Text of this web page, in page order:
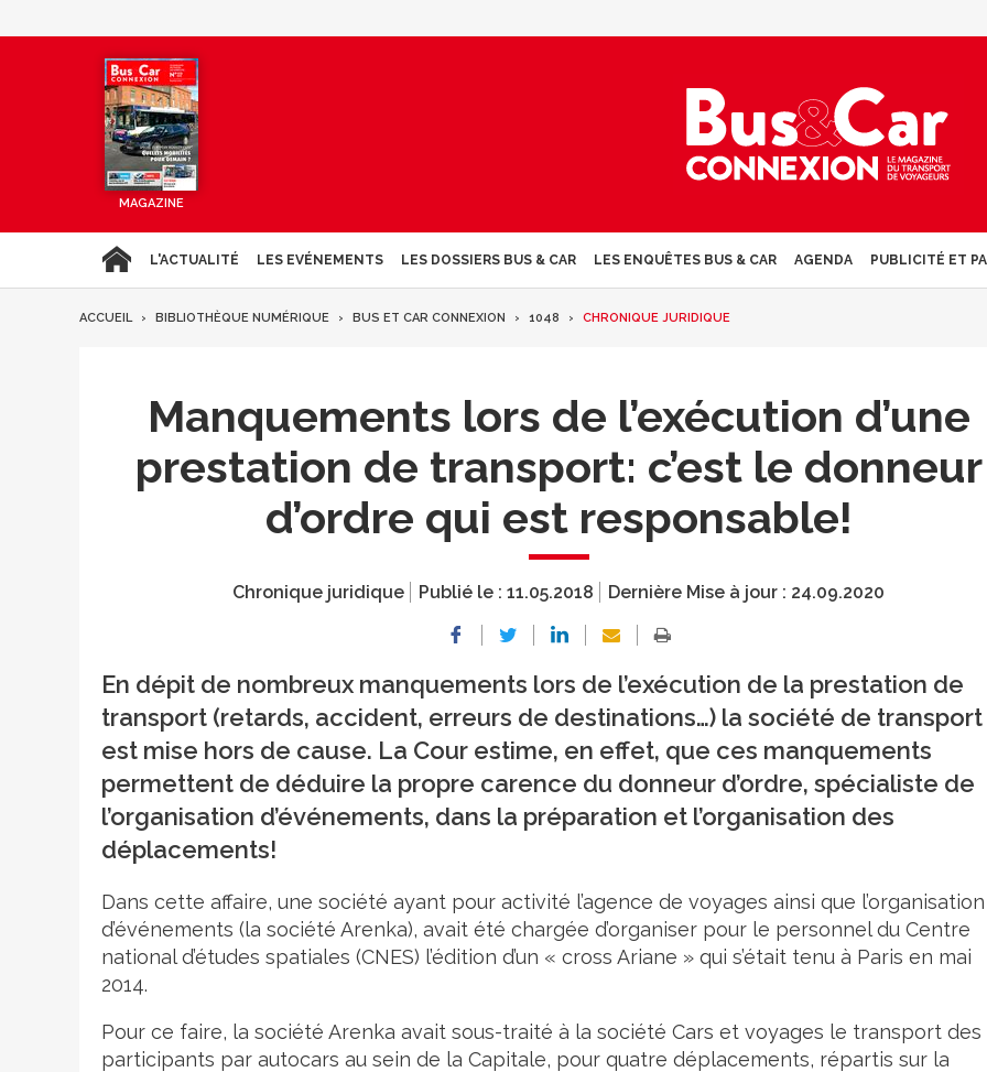
MAGAZINE
L'ACTUALITÉ LES EVÉNEMENTS LES DOSSIERS BUS & CAR LES ENQUÊTES BUS & CAR AGENDA PUBLICITÉ ET
ACCUEIL BIBLIOTHÈQUE NUMÉRIQUE BUS ET CAR CONNEXION 1048 CHRONIQUE JURIDIQUE
Manquements lors de l’exécution d’une
prestation de transport: c’est le donneur
d’ordre qui est responsable!
Chronique juridique Publié le : 11.05.2018 Dernière Mise à jour : 24.09.2020
En dépit de nombreux manquements lors de l’exécution de la prestation de
transport (retards, accident, erreurs de destinations…) la société de transport
est mise hors de cause. La Cour estime, en effet, que ces manquements
permettent de déduire la propre carence du donneur d’ordre, spécialiste de
l’organisation d’événements, dans la préparation et l’organisation des
déplacements!
Dans cette affaire, une société ayant pour activité l’agence de voyages ainsi que l’organisation
d’événements (la société Arenka), avait été chargée d’organiser pour le personnel du Centre
national d’études spatiales (CNES) l’édition d’un « cross Ariane » qui s’était tenu à Paris en mai
2014.
Pour ce faire, la société Arenka avait sous-traité à la société Cars et voyages le transport des
participants par autocars au sein de la Capitale, pour quatre déplacements, répartis sur la